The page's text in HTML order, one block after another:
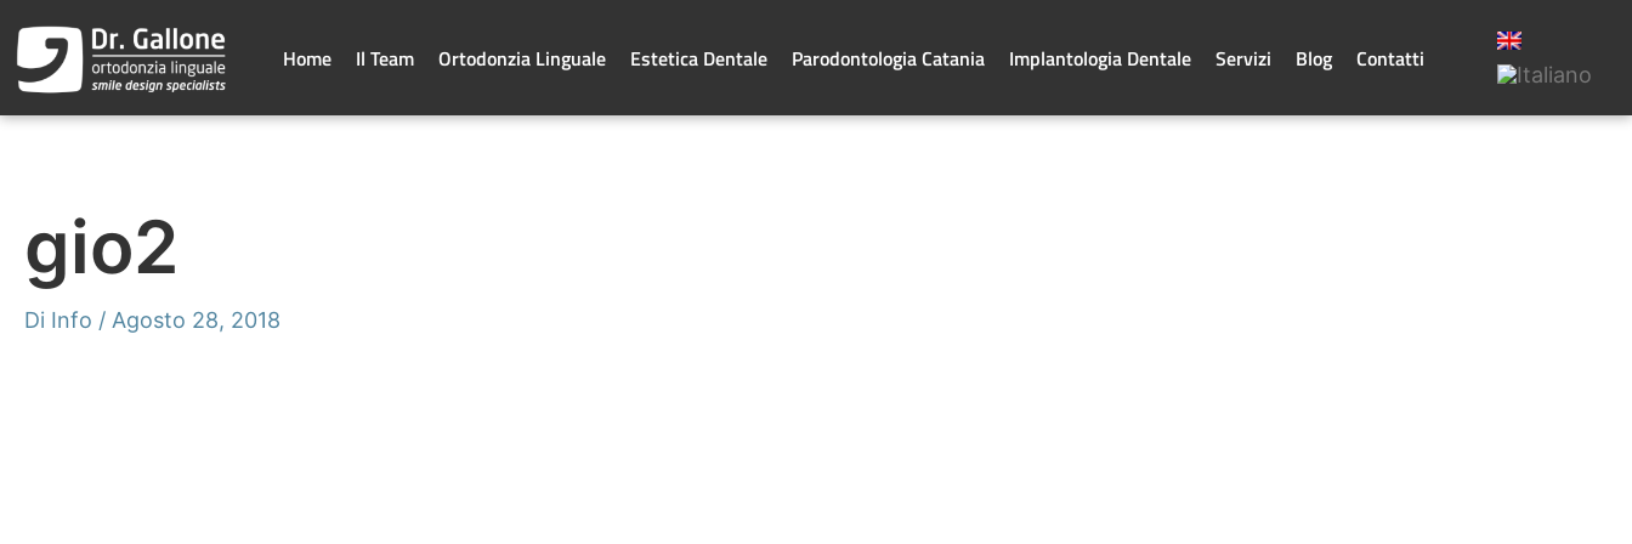
contenuto
Home Il Team Ortodonzia Linguale Estetica Dentale Parodontologia Catania Implantologia Dentale Servizi Blog Contatti
gio2
Di Info / Agosto 28, 2018